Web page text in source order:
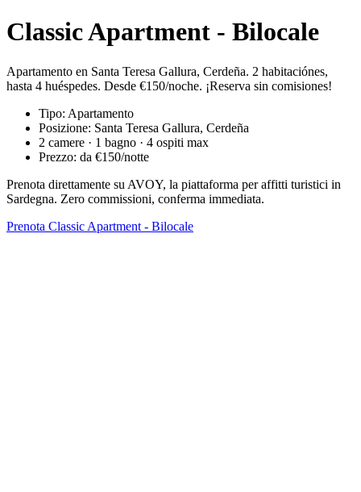
Classic Apartment - Bilocale
Apartamento en Santa Teresa Gallura, Cerdeña. 2 habitaciónes,
hasta 4 huéspedes. Desde €150/noche. ¡Reserva sin comisiones!
Tipo: Apartamento
Posizione: Santa Teresa Gallura, Cerdeña
2 camere · 1 bagno · 4 ospiti max
Prezzo: da €150/notte
Prenota direttamente su AVOY, la piattaforma per affitti turistici in
Sardegna. Zero commissioni, conferma immediata.
Prenota Classic Apartment - Bilocale